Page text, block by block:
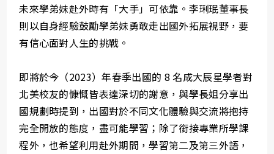
未來學弟妹赴外時有「大手」可依靠。李琍珉董事長
則以自身經驗鼓勵學弟妹勇敢走出國外拓展視野，要
有信心面對人生的挑戰。
即將於今（2023）年春季出國的 8 名成大辰星學者對
北美校友的慷慨皆表達深切的謝意，與學長姐分享出
國規劃時提到，出國對於不同文化體驗與交流將抱持
完全開放的態度，盡可能學習；除了銜接專業所學課
程外，也希望利用赴外期間，學習第二及第三外語，